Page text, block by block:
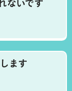
ないです
ます